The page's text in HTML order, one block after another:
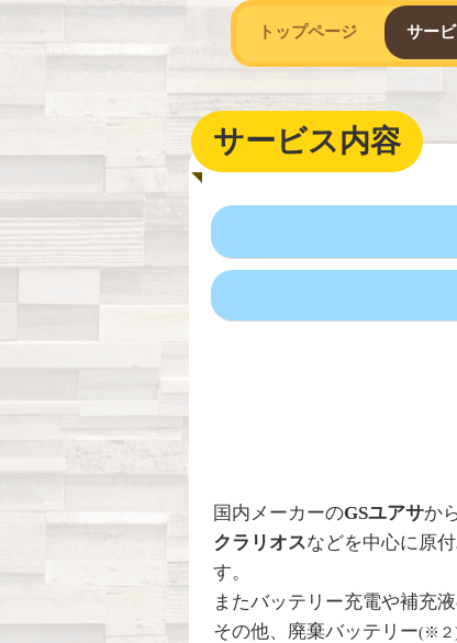
トップページ サー
サービス内容
国内メーカーのGSユアサか
クラリオスなどを中心に原
す。
またバッテリー充電や補充
その他、廃棄バッテリー(※２